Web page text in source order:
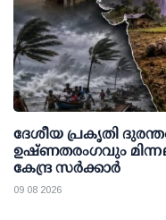
ദേശീയ പ്രകൃതി
ഉഷ്ണതരംഗവും
കേന്ദ്ര സര്‍ക്കാര്‍
09 08 2026